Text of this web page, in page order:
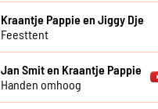
Kraantje Pappie en Jiggy Dje
Feesttent
Jan Smit en Kraantje Pappie
Handen omhoog